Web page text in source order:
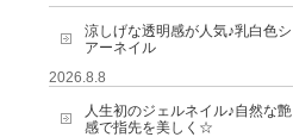
涼しげな透明感が人気♪乳白色シ
アーネイル
2026.8.8
人生初のジェルネイル♪自然な艶
感で指先を美しく☆